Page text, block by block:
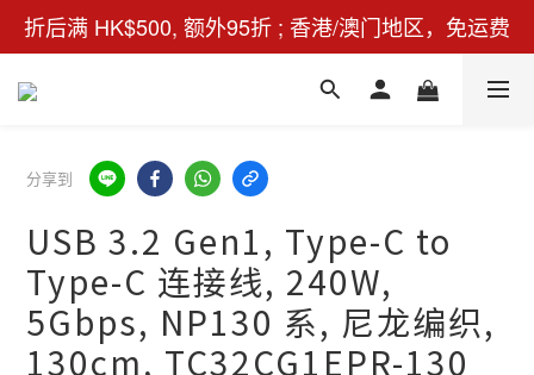
折后满 HK$500, 额外95折 ; 香港/澳门地区，免运费
分享到
USB 3.2 Gen1, Type-C to
Type-C 连接线, 240W,
5Gbps, NP130 系, 尼龙编织,
130cm, TC32CG1EPR-130